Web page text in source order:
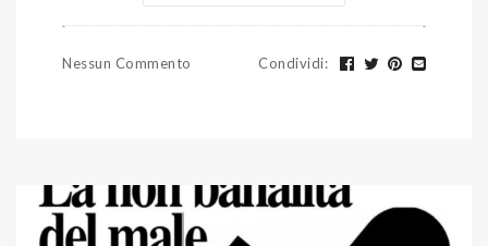
Nessun Commento Condividi: